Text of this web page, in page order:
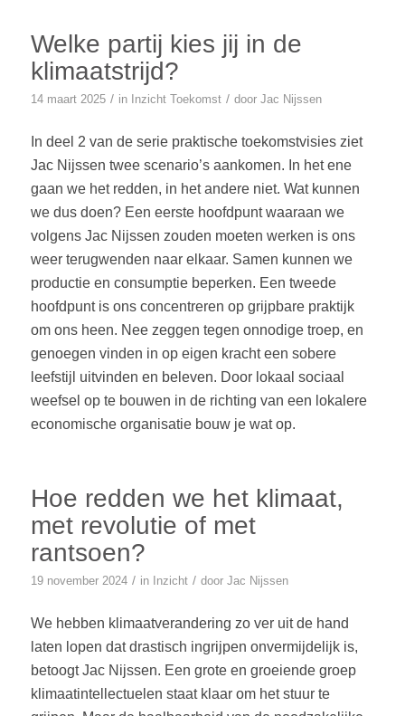
Welke partij kies jij in de
klimaatstrijd?
14 maart 2025 / in Inzicht Toekomst / door Jac Nijssen
In deel 2 van de serie praktische toekomstvisies ziet
Jac Nijssen twee scenario’s aankomen. In het ene
gaan we het redden, in het andere niet. Wat kunnen
we dus doen? Een eerste hoofdpunt waaraan we
volgens Jac Nijssen zouden moeten werken is ons
weer terugwenden naar elkaar. Samen kunnen we
productie en consumptie beperken. Een tweede
hoofdpunt is ons concentreren op grijpbare praktijk
om ons heen. Nee zeggen tegen onnodige troep, en
genoegen vinden in op eigen kracht een sobere
leefstijl uitvinden en beleven. Door lokaal sociaal
weefsel op te bouwen in de richting van een lokalere
economische organisatie bouw je wat op.
Hoe redden we het klimaat,
met revolutie of met
rantsoen?
19 november 2024 / in Inzicht / door Jac Nijssen
We hebben klimaatverandering zo ver uit de hand
laten lopen dat drastisch ingrijpen onvermijdelijk is,
betoogt Jac Nijssen. Een grote en groeiende groep
klimaatintellectuelen staat klaar om het stuur te